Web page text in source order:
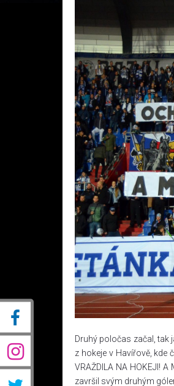
Druhý poločas začal, tak
z hokeje v Havířově, kde
VRAŽDILA NA HOKEJI!
završil svým druhým